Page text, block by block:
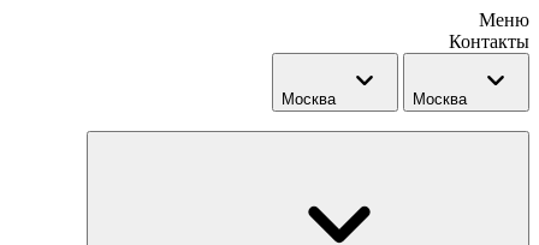
Меню
Контакты
Москва Москва